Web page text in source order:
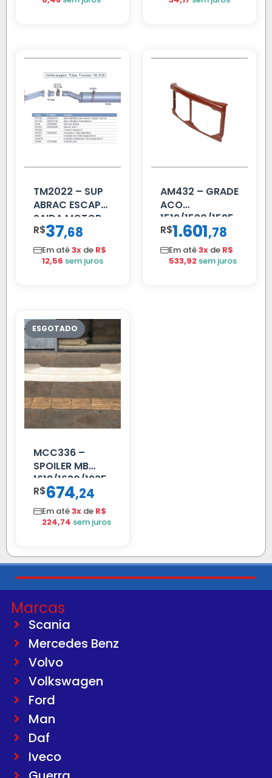
TM2022 – SUP
ABRAC ESCAP
SAIDA MOTOR
VW TITAN
R$37,68
Em até3x de R$
12,56 sem juros
AM432 – GRADE
ACO
1519/1520/1525
R$1.601,78
Em até3x de R$
533,92 sem juros
MCC336 –
SPOILER MB
1618/1630/1935
04 FAR
C/BIGOD
R$674,24
Em até3x de R$
224,74 sem juros
Marcas
Scania
Mercedes Benz
Volvo
Volkswagen
Ford
Man
Daf
Iveco